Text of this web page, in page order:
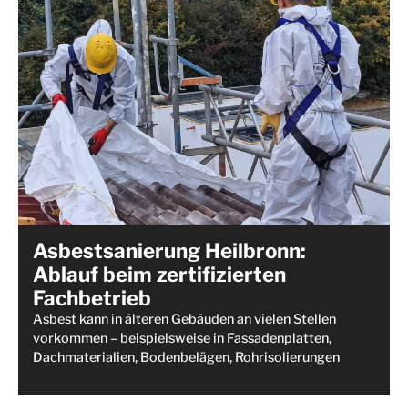
Asbestsanierung Heilbronn:
Ablauf beim zertifizierten
Fachbetrieb
Asbest kann in älteren Gebäuden an vielen Stellen
vorkommen – beispielsweise in Fassadenplatten,
Dachmaterialien, Bodenbelägen, Rohrisolierungen